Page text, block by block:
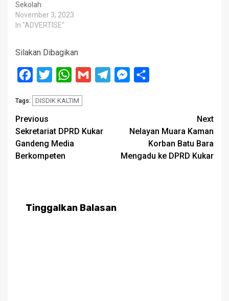
Sekolah
November 3, 2023
In "ADVERTISE"
Silakan Dibagikan
Facebook
Twitter WhatsApp
Gmail TelegramMessenger
Tags: DISDIK KALTIM
Post
navigation
Previous
Sekretariat DPRD Kukar
Gandeng Media
Berkompeten
Next
Nelayan Muara Kaman
Korban Batu Bara
Mengadu ke DPRD Kukar
Tinggalkan Balasan